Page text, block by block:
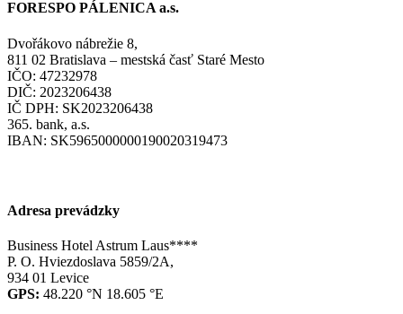
FORESPO PÁLENICA a.s.
Dvořákovo nábrežie 8,
811 02 Bratislava – mestská časť Staré Mesto
IČO: 47232978
DIČ: 2023206438
IČ DPH: SK2023206438
365. bank, a.s.
IBAN: SK5965000000190020319473
Adresa prevádzky
Business Hotel Astrum Laus****
P. O. Hviezdoslava 5859/2A,
934 01 Levice
GPS: 48.220 °N 18.605 °E